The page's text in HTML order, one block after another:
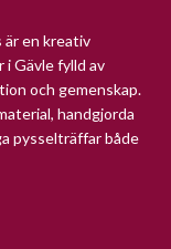
är en kreativ
i Gävle fylld av
och gemenskap.
handgjorda
pysselträffar både